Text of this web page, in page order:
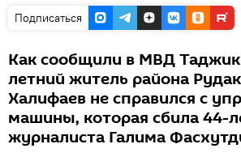
Подписаться
Как сообщили в МВД
летний житель района
Халифаев не справился с
машины, которая сбила 44-
журналиста Галима